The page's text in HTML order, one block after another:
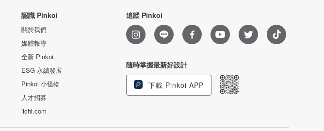
認識 Pinkoi
關於我們
媒體報導
全新 Pinkoi
ESG 永續發展
Pinkoi 小怪物
人才招募
iichi.com
追蹤 Pinkoi
隨時掌握最新好設計
下載 Pinkoi APP